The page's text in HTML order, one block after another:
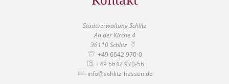
Stadtverwaltung Schlitz
An der Kirche 4
36110 Schlitz
+49 6642 970-0
+49 6642 970-56
info@schlitz-hessen.de